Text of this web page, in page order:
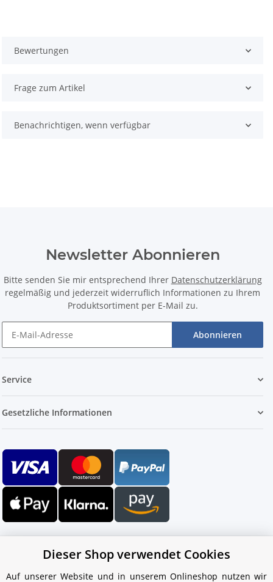
Bewertungen
Frage zum Artikel
Benachrichtigen, wenn verfügbar
Newsletter Abonnieren
Bitte senden Sie mir entsprechend Ihrer Datenschutzerklärung
regelmäßig und jederzeit widerruflich Informationen zu Ihrem
Produktsortiment per E-Mail zu.
Abonnieren
Service
Gesetzliche Informationen
Dieser Shop verwendet Cookies
Auf unserer Website und in unserem Onlineshop nutzen wir